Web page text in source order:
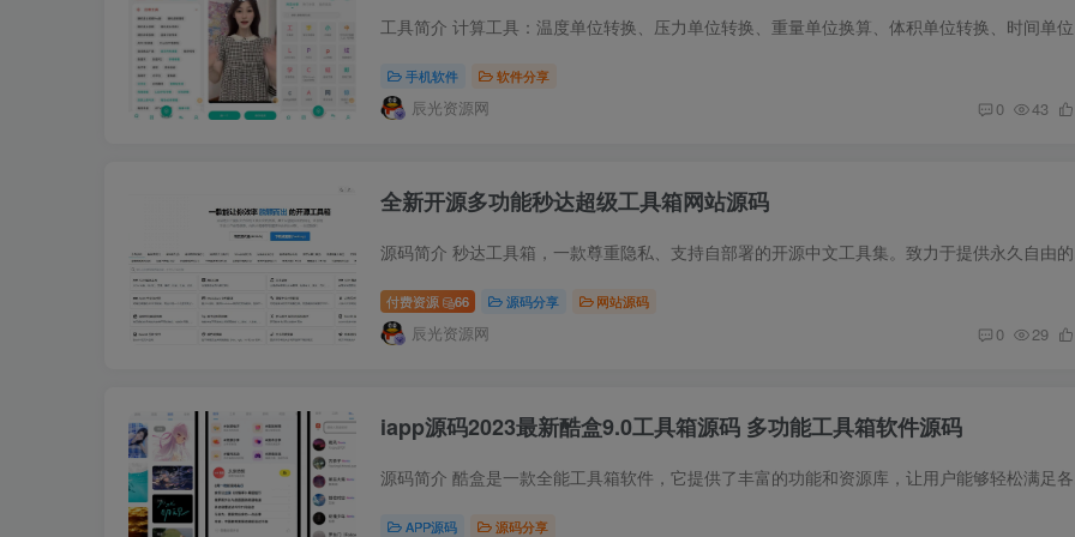
手机软件 软件分享
辰光资源网 0 43
全新开源多功能秒达超级工具箱网站源码
付费资源 66 源码分享 网站源码
辰光资源网 0 29
iapp源码2023最新酷盒9.0工具箱源码 多功能工具箱软件源码
APP源码 源码分享